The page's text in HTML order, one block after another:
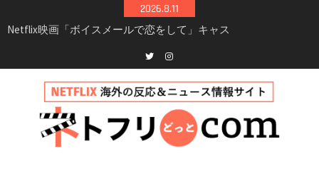
to
2026.8.11
Netflix映画「ボイスメールで恋をして」キャス
イッチ主演ロマコメ
Netflix「ハウス・オブ・ギネス」シーズン2が更
新決定！2027年撮影開始へ
兄弟大騒動のコメディ映画「リトル・ブラザ
ー」がNetflixで配信！─キャスト・あらすじ・
見どころまとめ
Netflix「アバター: 伝説の少年アン」シーズン2
Twitterinstagram